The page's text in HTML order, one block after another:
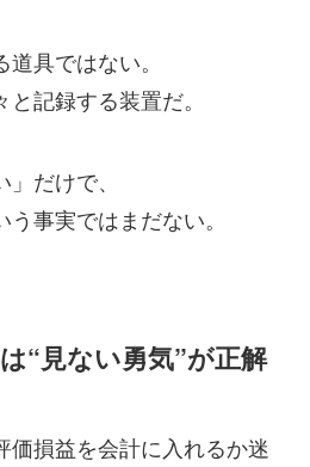
具ではない。
記録する装置だ。
だけで、
う事実ではまだない。
“見ない勇気”が正解
価損益を会計に入れるか迷